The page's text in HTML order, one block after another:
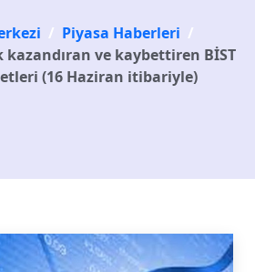
/ Piyasa Haberleri /
kazandıran ve kaybettiren BİST
(16 Haziran itibariyle)